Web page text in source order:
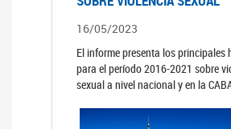
16/05/2023
El informe presenta los principales
para el período 2016-2021 sobre
sexual a nivel nacional y en la